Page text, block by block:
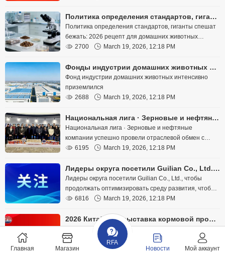
Политика определения стандартов, гиганты спешат бежать: 2026 рецепт для домашних животных вступает в обычную эпоху
Политика определения стандартов, гиганты спешат
бежать: 2026 рецепт для домашних животных
вступает в обычную эпоху
 2700  March 19, 2026, 12:18 PM
Фонды индустрии домашних животных активно создаются и запускаются.
Фонд индустрии домашних животных интенсивно
приземлился
 2688  March 19, 2026, 12:18 PM
Национальная лига · Зерновые и нефтяные компании успешно провели отраслевой обмен с делегацией казахстанских фермеров
Национальная лига · Зерновые и нефтяные
компании успешно провели отраслевой обмен с
делегацией казахстанских фермеров
 6195  March 19, 2026, 12:18 PM
Лидеры округа посетили Guilian Co., Ltd., чтобы продолжать оптимизировать среду развития, чтобы сопровождать развитие предприятий
Лидеры округа посетили Guilian Co., Ltd., чтобы
продолжать оптимизировать среду развития, чтобы
сопровождать развитие предприятий
 6816  March 19, 2026, 12:18 PM
2026 Китайская выставка кормовой промышленности горячая регистрация!
2026 Китайская выставка кормовой промышленности
 7939 March 19, 2026, 12:18 PM
Главная Магазин
RFA
Новости
Мой аккаунт